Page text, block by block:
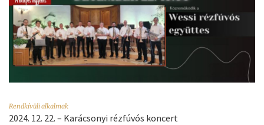
Rendkívüli alkalmak
2024. 12. 22. – Karácsonyi rézfúvós koncert